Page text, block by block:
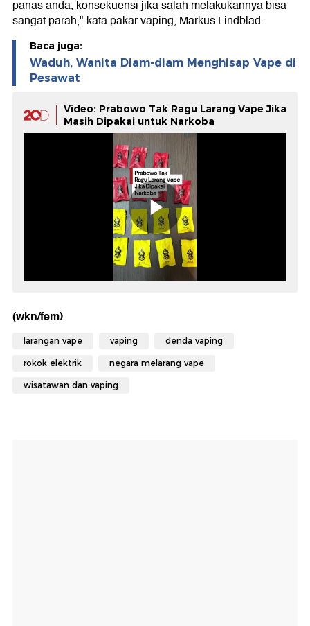
panas anda, konsekuensi jika salah melakukannya bisa
sangat parah," kata pakar vaping, Markus Lindblad.
Baca juga:
Waduh, Wanita Diam-diam Menghisap Vape di
Pesawat
Video: Prabowo Tak Ragu Larang Vape Jika
Masih Dipakai untuk Narkoba
(wkn/fem)
larangan vape vaping denda vaping
rokok elektrik negara melarang vape
wisatawan dan vaping